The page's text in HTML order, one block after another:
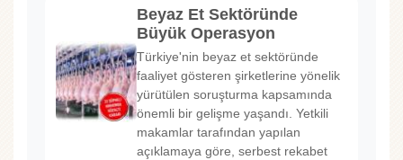
Beyaz Et Sektöründe
Büyük Operasyon
Türkiye'nin beyaz et sektöründe
faaliyet gösteren şirketlerine yönelik
yürütülen soruşturma kapsamında
önemli bir gelişme yaşandı. Yetkili
makamlar tarafından yapılan
açıklamaya göre, serbest rekabet